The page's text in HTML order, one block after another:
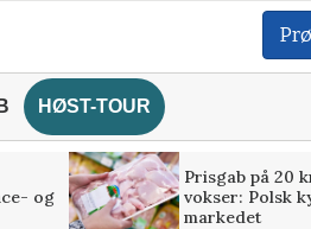
HØST-TOUR
og
Prisgab på 20
vokser: Polsk
markedet